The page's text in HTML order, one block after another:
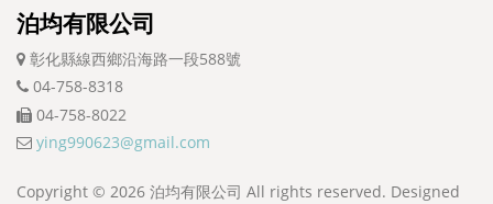
泊均有限公司
彰化縣線西鄉沿海路一段588號
04-758-8318
04-758-8022
ying990623@gmail.com
Copyright © 2026 泊均有限公司 All rights reserved. Designed